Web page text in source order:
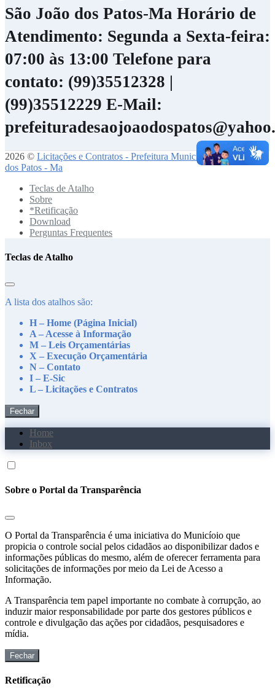
São João dos Patos-Ma Horário de
Atendimento: Segunda a Sexta-feira:
07:00 às 13:00 Telefone para
contato: (99)35512328 |
(99)35512229 E-Mail:
2026 © Licitações e Contratos - Prefeitura Municipal de São João
dos Patos - Ma
Teclas de Atalho
Sobre
*Retificação
Download
Perguntas Frequentes
Teclas de Atalho
A lista dos atalhos são:
H – Home (Página Inicial)
A – Acesse à Informação
M – Leis Orçamentárias
X – Execução Orçamentária
N – Contato
I – E-Sic
L – Licitações e Contratos
Fechar
Home
Inbox
Sobre o Portal da Transparência
O Portal da Transparência é uma iniciativa do Municíoio que
propicia o controle social pelos cidadãos ao disponibilizar dados e
informações públicas do mesmo, além de oferecer ferramenta para
solicitações de informações por meio da Lei de Acesso a
Informação.
A Transparência tem papel importante no combate à corrupção, ao
induzir maior responsabilidade por parte dos gestores públicos e
controle e divulgação das ações por cidadãos, pesquisadores e
mídia.
Fechar
Retificação